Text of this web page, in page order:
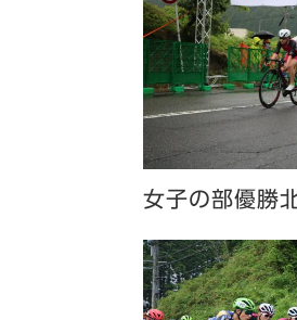
女子の部優勝